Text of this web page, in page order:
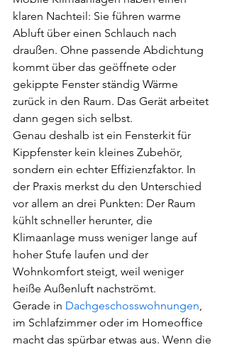
klaren Nachteil: Sie führen warme
Abluft über einen Schlauch nach
draußen. Ohne passende Abdichtung
kommt über das geöffnete oder
gekippte Fenster ständig Wärme
zurück in den Raum. Das Gerät arbeitet
dann gegen sich selbst.
Genau deshalb ist ein Fensterkit für
Kippfenster kein kleines Zubehör,
sondern ein echter Effizienzfaktor. In
der Praxis merkst du den Unterschied
vor allem an drei Punkten: Der Raum
kühlt schneller herunter, die
Klimaanlage muss weniger lange auf
hoher Stufe laufen und der
Wohnkomfort steigt, weil weniger
heiße Außenluft nachströmt.
Gerade in Dachgeschosswohnungen,
im Schlafzimmer oder im Homeoffice
macht das spürbar etwas aus. Wenn die